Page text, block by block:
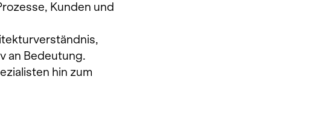
Kunden und
an Bedeutung.
hin zum